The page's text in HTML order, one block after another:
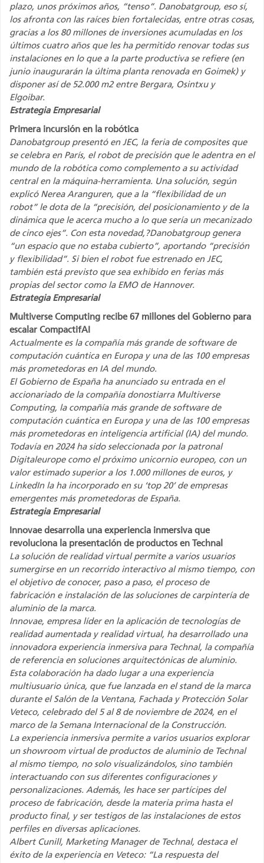
plazo, unos próximos años, “tenso”. Danobatgroup, eso sí,
los afronta con las raíces bien fortalecidas, entre otras cosas,
gracias a los 80 millones de inversiones acumuladas en los
últimos cuatro años que les ha permitido renovar todas sus
instalaciones en lo que a la parte productiva se refiere (en
junio inaugurarán la última planta renovada en Goimek) y
disponer así de 52.000 m2 entre Bergara, Osintxu y
Elgoibar.
Estrategia Empresarial
Primera incursión en la robótica
Danobatgroup presentó en JEC, la feria de composites que
se celebra en París, el robot de precisión que le adentra en el
mundo de la robótica como complemento a su actividad
central en la máquina-herramienta. Una solución, según
explicó Nerea Aranguren, que a la “flexibilidad de un
robot” le dota de la “precisión, del posicionamiento y de la
dinámica que le acerca mucho a lo que sería un mecanizado
de cinco ejes”. Con esta novedad,?Danobatgroup genera
“un espacio que no estaba cubierto”, aportando “precisión
y flexibilidad”. Si bien el robot fue estrenado en JEC,
también está previsto que sea exhibido en ferias más
propias del sector como la EMO de Hannover.
Estrategia Empresarial
Multiverse Computing recibe 67 millones del Gobierno para
escalar CompactifAI
Actualmente es la compañía más grande de software de
computación cuántica en Europa y una de las 100 empresas
más prometedoras en IA del mundo.
El Gobierno de España ha anunciado su entrada en el
accionariado de la compañía donostiarra Multiverse
Computing, la compañía más grande de software de
computación cuántica en Europa y una de las 100 empresas
más prometedoras en inteligencia artificial (IA) del mundo.
Todavía en 2024 ha sido seleccionada por la patronal
Digitaleurope como el próximo unicornio europeo, con un
valor estimado superior a los 1.000 millones de euros, y
LinkedIn la ha incorporado en su ‘top 20’ de empresas
emergentes más prometedoras de España.
Estrategia Empresarial
Innovae desarrolla una experiencia inmersiva que
revoluciona la presentación de productos en Technal
La solución de realidad virtual permite a varios usuarios
sumergirse en un recorrido interactivo al mismo tiempo, con
el objetivo de conocer, paso a paso, el proceso de
fabricación e instalación de las soluciones de carpintería de
aluminio de la marca.
Innovae, empresa líder en la aplicación de tecnologías de
realidad aumentada y realidad virtual, ha desarrollado una
innovadora experiencia inmersiva para Technal, la compañía
de referencia en soluciones arquitectónicas de aluminio.
Esta colaboración ha dado lugar a una experiencia
multiusuario única, que fue lanzada en el stand de la marca
durante el Salón de la Ventana, Fachada y Protección Solar
Veteco, celebrado del 5 al 8 de noviembre de 2024, en el
marco de la Semana Internacional de la Construcción.
La experiencia inmersiva permite a varios usuarios explorar
un showroom virtual de productos de aluminio de Technal
al mismo tiempo, no solo visualizándolos, sino también
interactuando con sus diferentes configuraciones y
personalizaciones. Además, les hace ser partícipes del
proceso de fabricación, desde la materia prima hasta el
producto final, y ser testigos de las instalaciones de estos
perfiles en diversas aplicaciones.
Albert Cunill, Marketing Manager de Technal, destaca el
éxito de la experiencia en Veteco: “La respuesta del